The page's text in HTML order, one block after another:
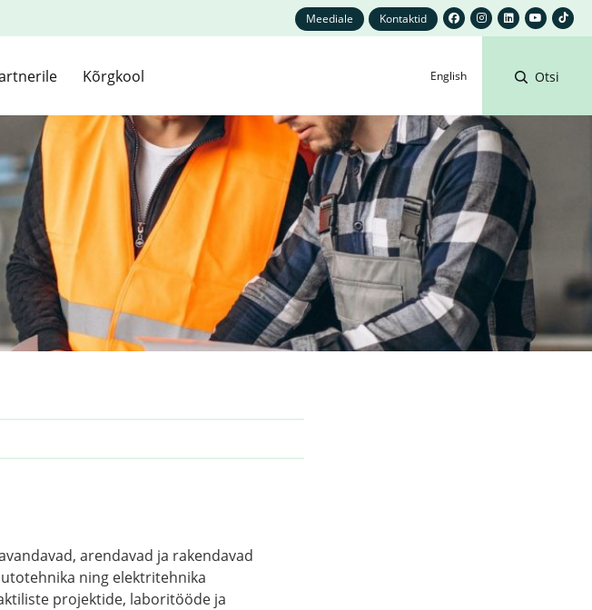
Meediale Kontaktid
Kõrgkool English Otsi
arendavad ja rakendavad
ning elektritehnika
projektide, laboritööde ja